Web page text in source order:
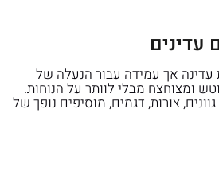
אך עמידה עבור הנעלה של
ומצוחצח מבלי לוותר על הנוחות.
צורות, דגמים, מוסיפים נופך של